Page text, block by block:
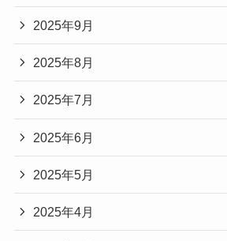
2025年9月
2025年8月
2025年7月
2025年6月
2025年5月
2025年4月